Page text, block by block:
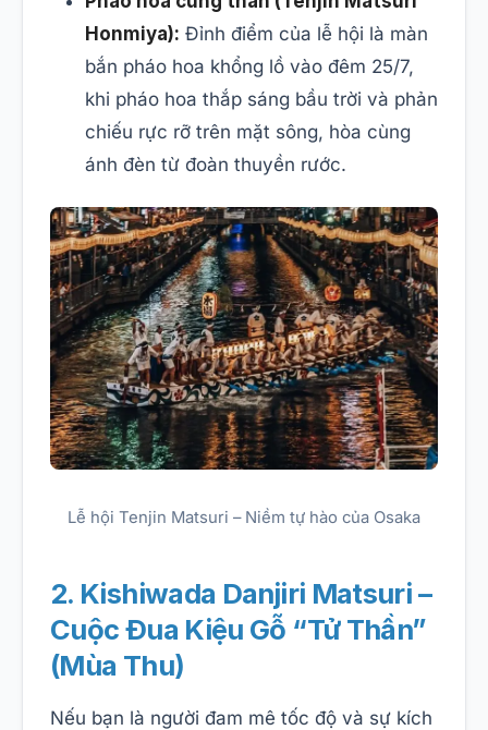
Honmiya): Đỉnh điểm của lễ hội là màn
bắn pháo hoa khổng lồ vào đêm 25/7,
khi pháo hoa thắp sáng bầu trời và phản
chiếu rực rỡ trên mặt sông, hòa cùng
ánh đèn từ đoàn thuyền rước.
Lễ hội Tenjin Matsuri – Niềm tự hào của Osaka
2. Kishiwada Danjiri Matsuri –
Cuộc Đua Kiệu Gỗ “Tử Thần”
(Mùa Thu)
Nếu bạn là người đam mê tốc độ và sự kích